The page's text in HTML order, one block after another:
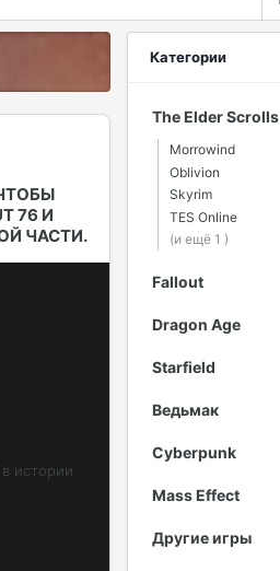
76 И
ЧАСТИ.
истории
Категории
The Elder Scrolls
Morrowind
Oblivion
Skyrim
TES Online
(и ещё 1 )
Fallout
Dragon Age
Starfield
Ведьмак
Cyberpunk
Mass Effect
Другие игры